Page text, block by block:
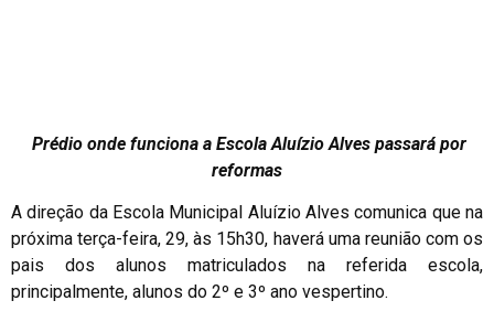
Prédio onde funciona a Escola Aluízio Alves passará por
reformas
A direção da Escola Municipal Aluízio Alves comunica que na
próxima terça-feira, 29, às 15h30, haverá uma reunião com os
pais dos alunos matriculados na referida escola,
principalmente, alunos do 2º e 3º ano vespertino.